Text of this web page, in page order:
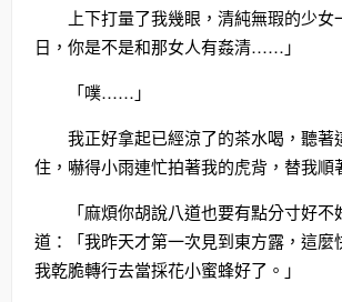
上下打量了我幾眼，清純無瑕的少女
日，你是不是和那女人有姦清……」
「噗……」
我正好拿起已經涼了的茶水喝，聽著
住，嚇得小雨連忙拍著我的虎背，替我順
「麻煩你胡說八道也要有點分寸好
道：「我昨天才第一次見到東方露，這麼
我乾脆轉行去當採花小蜜蜂好了。」